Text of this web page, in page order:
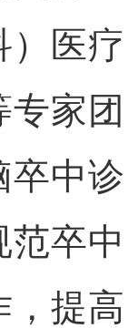
）医疗
专家团
卒中诊
范卒中
，提高